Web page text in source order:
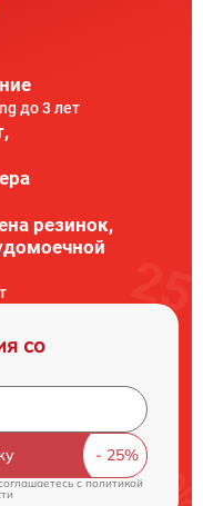
до 3 лет
резинок,
со
cполитикой